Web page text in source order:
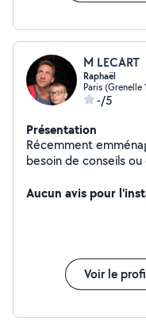
M LECART
Raphaël
Paris (Grenelle
-/5
Présentation
Récemment
besoin de conseils
arrondissement
Aucun avis pour
Voir le